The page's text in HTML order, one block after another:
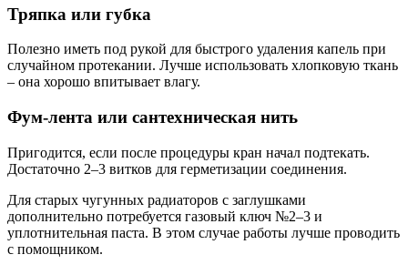
Тряпка или губка
Полезно иметь под рукой для быстрого удаления капель при
случайном протекании. Лучше использовать хлопковую ткань
– она хорошо впитывает влагу.
Фум-лента или сантехническая нить
Пригодится, если после процедуры кран начал подтекать.
Достаточно 2–3 витков для герметизации соединения.
Для старых чугунных радиаторов с заглушками
дополнительно потребуется газовый ключ №2–3 и
уплотнительная паста. В этом случае работы лучше проводить
с помощником.